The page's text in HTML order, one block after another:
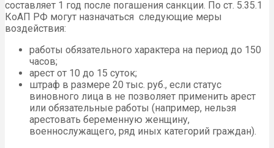
составляет 1 год после погашения санкции. По ст. 5.35.1
КоАП РФ могут назначаться следующие меры
воздействия:
работы обязательного характера на период до 150
часов;
арест от 10 до 15 суток;
штраф в размере 20 тыс. руб., если статус
виновного лица в не позволяет применить арест
или обязательные работы (например, нельзя
арестовать беременную женщину,
военнослужащего, ряд иных категорий граждан).